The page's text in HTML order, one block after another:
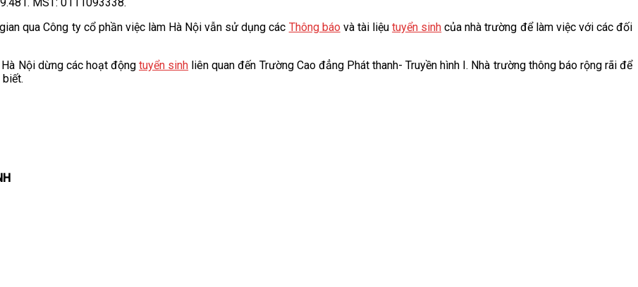
qua Công ty cổ phần việc làm Hà Nội vẫn sử dụng các Thông báo và tài liệutuyển sinh của nhà trường để làm việc với các đối
Hà Nội dừng các hoạt độngtuyển sinh liên quan đến Trường Cao đẳng Phát thanh- Truyền hình I. Nhà trường thông báo rộng rãi để